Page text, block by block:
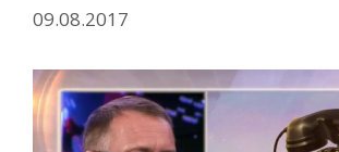
09.08.2017